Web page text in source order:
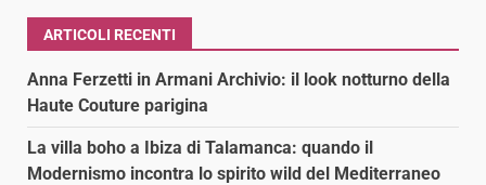
ARTICOLI RECENTI
Anna Ferzetti in Armani Archivio: il look notturno della
Haute Couture parigina
La villa boho a Ibiza di Talamanca: quando il
Modernismo incontra lo spirito wild del Mediterraneo